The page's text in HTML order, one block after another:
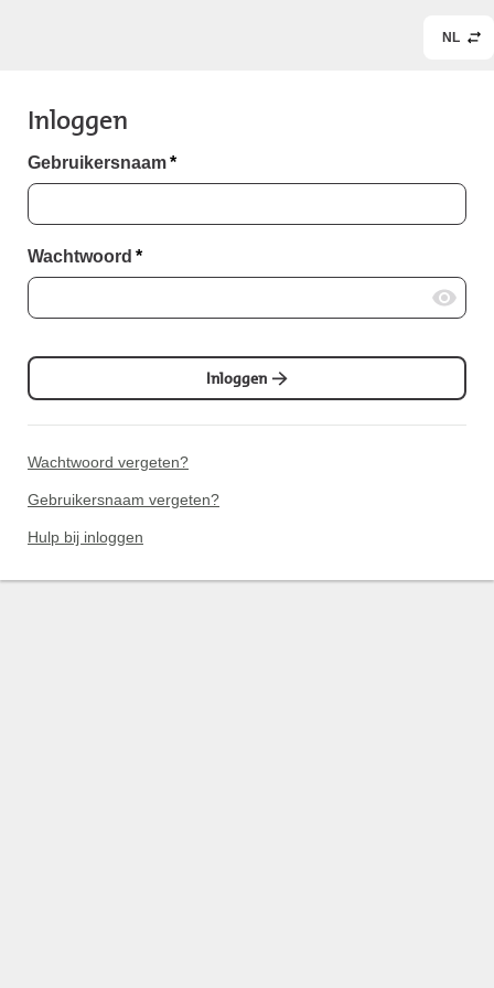
NL
Inloggen
Gebruikersnaam*
Wachtwoord *
Inloggen
Wachtwoord vergeten?
Gebruikersnaam vergeten?
Hulp bij inloggen